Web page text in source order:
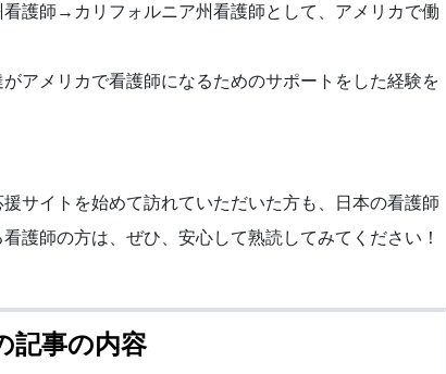
護師→カリフォルニア州看護師として、アメリカで働
アメリカで看護師になるためのサポートをした経験を
サイトを始めて訪れていただいた方も、日本の看護師
護師の方は、ぜひ、安心して熟読してみてください！
記事の内容